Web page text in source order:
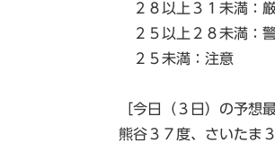
２８以上３１未満：
２５以上２８未満：
２５未満：注意
［今日（３日）の予想
熊谷３７度、さいたま